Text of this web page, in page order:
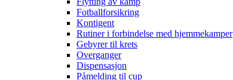
Fotballforsikring
Kontigent
Rutiner i forbindelse med hjemmekamper
Gebyrer til krets
Overganger
Dispensasjon
Påmelding til cup